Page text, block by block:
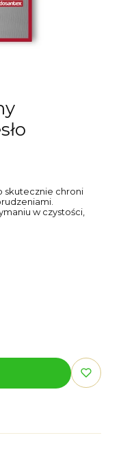
skutecznie chroni
w czystości,